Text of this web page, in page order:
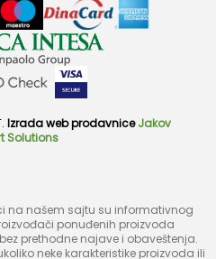
Izrada web prodavnice Jakov
Solutions
na našem sajtu su informativnog
ponuđenih proizvoda
prethodne najave i obaveštenja.
neke karakteristike proizvoda ili